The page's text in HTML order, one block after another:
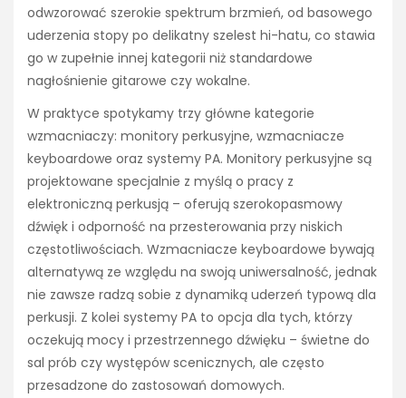
odwzorować szerokie spektrum brzmień, od basowego
uderzenia stopy po delikatny szelest hi-hatu, co stawia
go w zupełnie innej kategorii niż standardowe
nagłośnienie gitarowe czy wokalne.
W praktyce spotykamy trzy główne kategorie
wzmacniaczy: monitory perkusyjne, wzmacniacze
keyboardowe oraz systemy PA. Monitory perkusyjne są
projektowane specjalnie z myślą o pracy z
elektroniczną perkusją – oferują szerokopasmowy
dźwięk i odporność na przesterowania przy niskich
częstotliwościach. Wzmacniacze keyboardowe bywają
alternatywą ze względu na swoją uniwersalność, jednak
nie zawsze radzą sobie z dynamiką uderzeń typową dla
perkusji. Z kolei systemy PA to opcja dla tych, którzy
oczekują mocy i przestrzennego dźwięku – świetne do
sal prób czy występów scenicznych, ale często
przesadzone do zastosowań domowych.